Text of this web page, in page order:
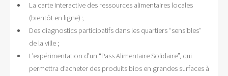
La carte interactive des ressources alimentaires locales
(bientôt en ligne) ;
Des diagnostics participatifs dans les quartiers “sensibles”
de la ville ;
L’expérimentation d’un “Pass Alimentaire Solidaire”, qui
permettra d’acheter des produits bios en grandes surfaces à